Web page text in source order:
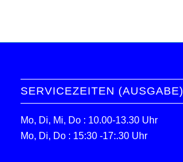
SERVICEZEITEN (AUSGABE)
Mo, Di, Mi, Do : 10.00-13.30 Uhr
Mo, Di, Do : 15:30 -17:.30 Uhr